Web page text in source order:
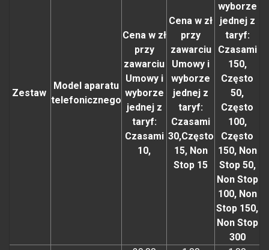
Zestaw
Model aparatu
telefonicznego
Cena w zł
przy
zawarciu
Umowy i
wyborze
jednej z
taryf:
Czasami
10,
Cena w zł
przy
zawarciu
Umowy i
wyborze
jednej z
taryf:
Czasami
30,Często
15, Non
Stop 15
wyborze
jednej z
taryf:
Czasami
150,
Często
50,
Często
100,
Często
150, Non
Stop 50,
Non Stop
100, Non
Stop 150,
Non Stop
300